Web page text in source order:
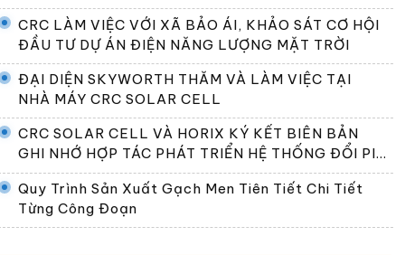
Premier
CRC LÀM VIỆC VỚI XÃ BẢO ÁI, KHẢO SÁT CƠ HỘI
ĐẦU TƯ DỰ ÁN ĐIỆN NĂNG LƯỢNG MẶT TRỜI
ĐẠI DIỆN SKYWORTH THĂM VÀ LÀM VIỆC TẠI
NHÀ MÁY CRC SOLAR CELL
CRC SOLAR CELL VÀ HORIX KÝ KẾT BIÊN BẢN
GHI NHỚ HỢP TÁC PHÁT TRIỂN HỆ THỐNG ĐỔI PIN
TẠI VIỆT NAM
Quy Trình Sản Xuất Gạch Men Tiên Tiết Chi Tiết
Từng Công Đoạn